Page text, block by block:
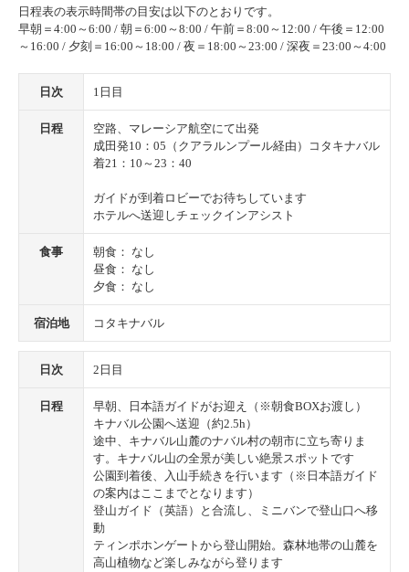
日程表の表示時間帯の目安は以下のとおりです。
早朝＝4:00～6:00 / 朝＝6:00～8:00 / 午前＝8:00～12:00 / 午後＝12:00
～16:00 / 夕刻＝16:00～18:00 / 夜＝18:00～23:00 / 深夜＝23:00～4:00
日次 1日目
日程
空路、マレーシア航空にて出発
成田発10：05（クアラルンプール経由）コタキナバル
着21：10～23：40
ガイドが到着ロビーでお待ちしています
ホテルへ送迎しチェックインアシスト
食事
朝食： なし
昼食： なし
夕食： なし
宿泊地 コタキナバル
日次 2日目
日程
早朝、日本語ガイドがお迎え（※朝食BOXお渡し）
キナバル公園へ送迎（約2.5h）
途中、キナバル山麓のナバル村の朝市に立ち寄りま
す。キナバル山の全景が美しい絶景スポットです
公園到着後、入山手続きを行います（※日本語ガイド
の案内はここまでとなります）
登山ガイド（英語）と合流し、ミニバンで登山口へ移
動
ティンポホンゲートから登山開始。森林地帯の山麓を
高山植物など楽しみながら登ります